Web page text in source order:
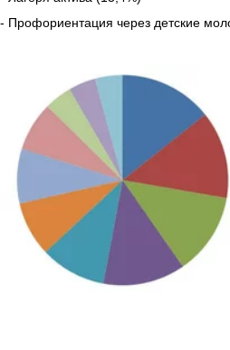
- Профориентация через детские